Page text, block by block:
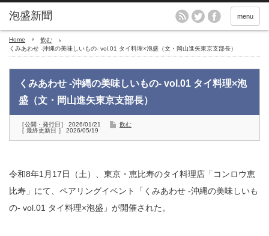
menu
Home
飲む
くみあわせ -沖縄の美味しいもの- vol.01 タイ料理×泡盛（文・岡山進矢東京支部長）
くみあわせ -沖縄の美味しいもの- vol.01 タイ料理×泡
盛（文・岡山進矢東京支部長）
［公開・発行日］ 2026/01/21
［ 最終更新日 ］ 2026/05/19
飲む
令和8年1月17日（土）、東京・恵比寿のタイ料理店「コンロウ恵
比寿」にて、ペアリングイベント「くみあわせ -沖縄の美味しいも
の- vol.01 タイ料理×泡盛」が開催された。